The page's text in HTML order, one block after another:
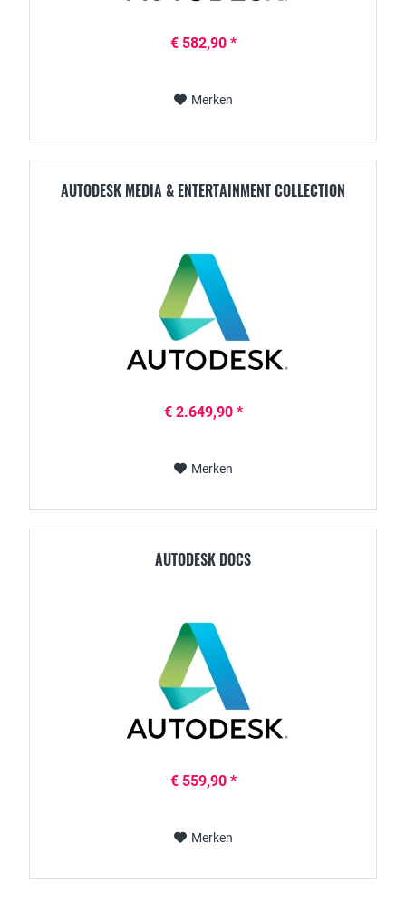
€ 582,90 *
Merken
AUTODESK MEDIA & ENTERTAINMENT COLLECTION
€ 2.649,90 *
Merken
AUTODESK DOCS
€ 559,90 *
Merken